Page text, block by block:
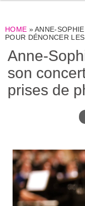
HOME »ANNE-
POUR DÉNONCER
Anne-
son
prises de